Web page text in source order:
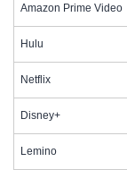
Amazon Prime Video
Hulu
Netflix
Disney+
Lemino